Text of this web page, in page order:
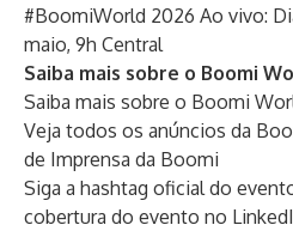
#BoomiWorld 2026 Ao vivo:
maio, 9h Central
Saiba mais sobre o Boomi
Saiba mais sobre o Boomi
Veja todos os anúncios da
de Imprensa da Boomi
Siga a hashtag oficial do
cobertura do evento no